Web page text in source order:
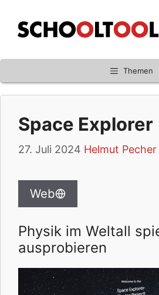
Inhalt
springen
Themen
Space Explorer
27. Juli 2024 Helmut Pecher
Web
Physik im Weltall
ausprobieren